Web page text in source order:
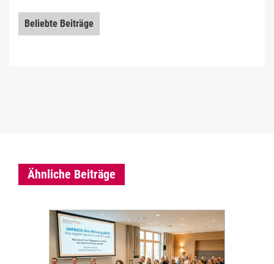
Beliebte Beiträge
Ähnliche Beiträge